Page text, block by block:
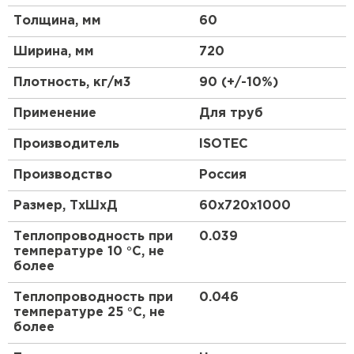
Особенности товара:
Высокая теплоизоляция для эффективного
Алюминиевая оболочка для долговечности и
Прост в монтаже для удобства использования
и экономии времени
Устойчив к агрессивным средам для
долговечности и надежности
Обеспечивает надежную защиту
трубопроводов и оборудования
Идеально подходит для использования в
различных технических системах
Гарантирует минимальные потери тепла и
энергосбережение
Имеет долгий срок службы и не требует
специального ухода
Толщина, мм 60
Ширина, мм 720
Плотность, кг/м3 90 (+/-10%)
Применение Для труб
Производитель ISOTEC
Производство Россия
Размер, ТхШхД 60х720х1000
Теплопроводность при
температуре 10 °С, не
более
0.039
Теплопроводность при
температуре 25 °С, не
более
0.046
Утеплитель Теплекс
Рулонная кровля Брит
Утеплитель Knauf